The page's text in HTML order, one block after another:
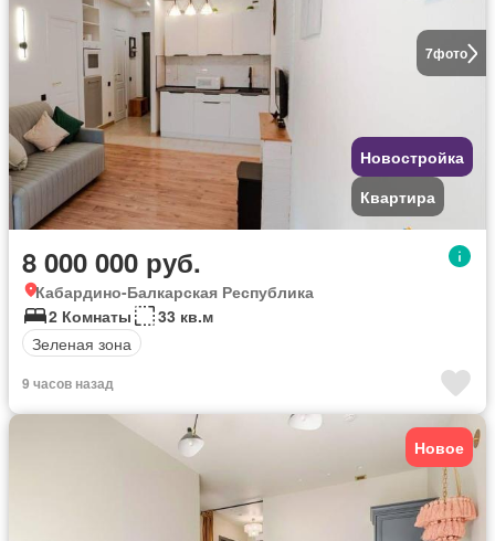
7фото
Новостройка
Квартира
8 000 000 руб.
Кабардино-Балкарская Республика
2 Комнаты
33 кв.м
Зеленая зона
9 часов назад
Новое